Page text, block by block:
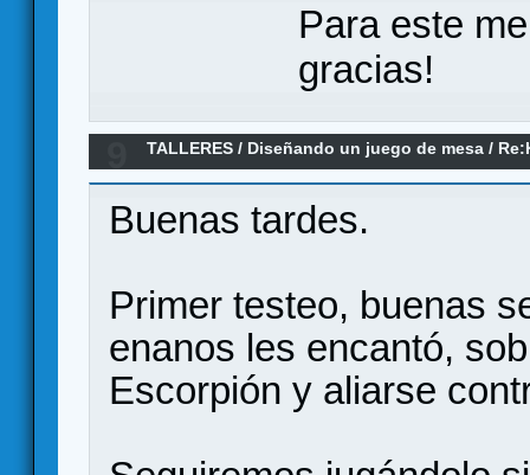
Para este
gracias!
TALLERES / Diseñando un juego de mesa /
Buenas tardes.
Primer testeo, buenas
enanos les encantó,
Escorpión y aliarse